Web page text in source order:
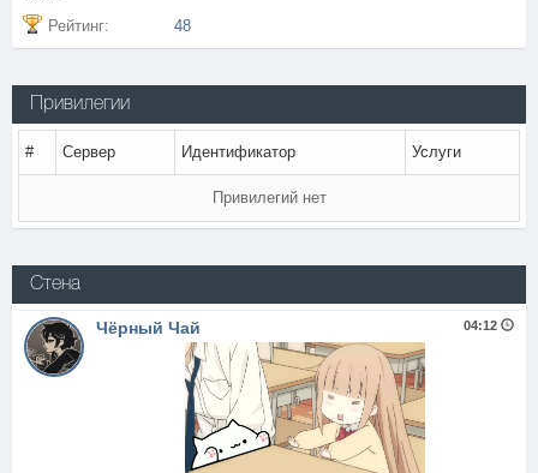
Рейтинг: 48
Привилегии
# Сервер Идентификатор Услуги
Привилегий нет
Стена
Чёрный Чай 04:12